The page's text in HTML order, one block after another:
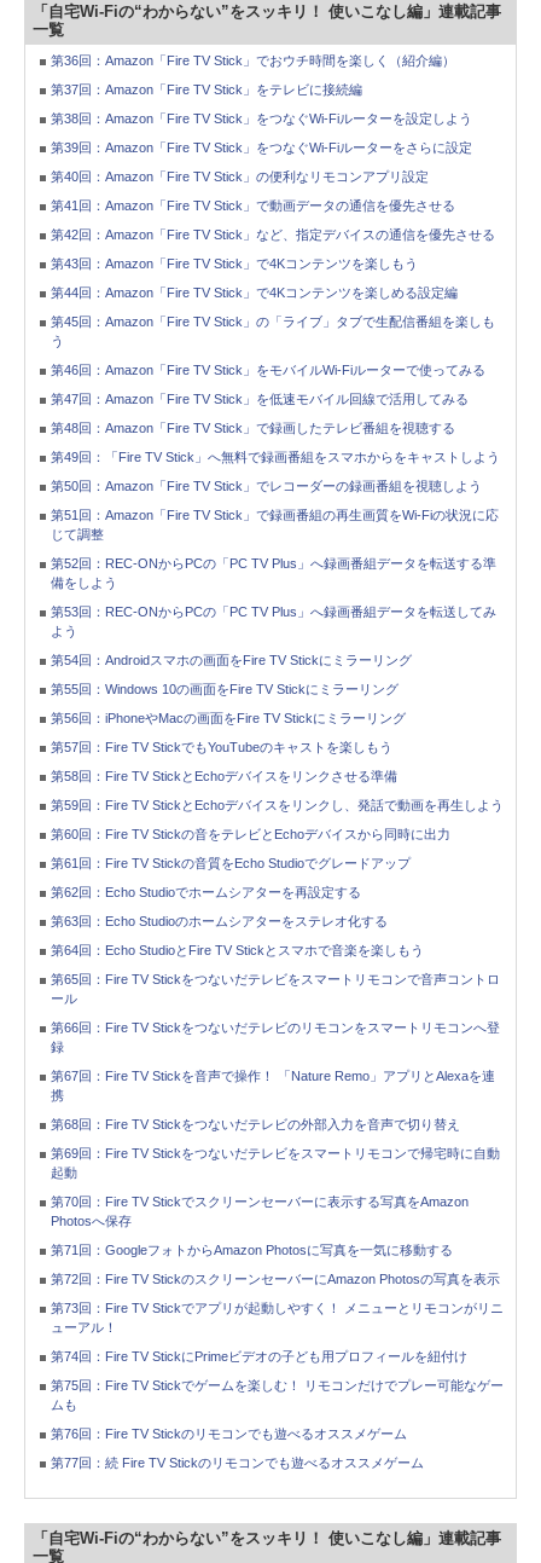
「自宅Wi-Fiの“わからない”をスッキリ！ 使いこなし編」連載記事
一覧
第36回：Amazon「Fire TV Stick」でおウチ時間を楽しく（紹介編）
第37回：Amazon「Fire TV Stick」をテレビに接続編
第38回：Amazon「Fire TV Stick」をつなぐWi-Fiルーターを設定しよう
第39回：Amazon「Fire TV Stick」をつなぐWi-Fiルーターをさらに設定
第40回：Amazon「Fire TV Stick」の便利なリモコンアプリ設定
第41回：Amazon「Fire TV Stick」で動画データの通信を優先させる
第42回：Amazon「Fire TV Stick」など、指定デバイスの通信を優先させる
第43回：Amazon「Fire TV Stick」で4Kコンテンツを楽しもう
第44回：Amazon「Fire TV Stick」で4Kコンテンツを楽しめる設定編
第45回：Amazon「Fire TV Stick」の「ライブ」タブで生配信番組を楽しも
う
第46回：Amazon「Fire TV Stick」をモバイルWi-Fiルーターで使ってみる
第47回：Amazon「Fire TV Stick」を低速モバイル回線で活用してみる
第48回：Amazon「Fire TV Stick」で録画したテレビ番組を視聴する
第49回：「Fire TV Stick」へ無料で録画番組をスマホからをキャストしよう
第50回：Amazon「Fire TV Stick」でレコーダーの録画番組を視聴しよう
第51回：Amazon「Fire TV Stick」で録画番組の再生画質をWi-Fiの状況に応
じて調整
第52回：REC-ONからPCの「PC TV Plus」へ録画番組データを転送する準
備をしよう
第53回：REC-ONからPCの「PC TV Plus」へ録画番組データを転送してみ
よう
第54回：Androidスマホの画面をFire TV Stickにミラーリング
第55回：Windows 10の画面をFire TV Stickにミラーリング
第56回：iPhoneやMacの画面をFire TV Stickにミラーリング
第57回：Fire TV StickでもYouTubeのキャストを楽しもう
第58回：Fire TV StickとEchoデバイスをリンクさせる準備
第59回：Fire TV StickとEchoデバイスをリンクし、発話で動画を再生しよう
第60回：Fire TV Stickの音をテレビとEchoデバイスから同時に出力
第61回：Fire TV Stickの音質をEcho Studioでグレードアップ
第62回：Echo Studioでホームシアターを再設定する
第63回：Echo Studioのホームシアターをステレオ化する
第64回：Echo StudioとFire TV Stickとスマホで音楽を楽しもう
第65回：Fire TV Stickをつないだテレビをスマートリモコンで音声コントロ
ール
第66回：Fire TV Stickをつないだテレビのリモコンをスマートリモコンへ登
録
第67回：Fire TV Stickを音声で操作！ 「Nature Remo」アプリとAlexaを連
携
第68回：Fire TV Stickをつないだテレビの外部入力を音声で切り替え
第69回：Fire TV Stickをつないだテレビをスマートリモコンで帰宅時に自動
起動
第70回：Fire TV Stickでスクリーンセーバーに表示する写真をAmazon
Photosへ保存
第71回：GoogleフォトからAmazon Photosに写真を一気に移動する
第72回：Fire TV StickのスクリーンセーバーにAmazon Photosの写真を表示
第73回：Fire TV Stickでアプリが起動しやすく！ メニューとリモコンがリニ
ューアル！
第74回：Fire TV StickにPrimeビデオの子ども用プロフィールを紐付け
第75回：Fire TV Stickでゲームを楽しむ！ リモコンだけでプレー可能なゲー
ムも
第76回：Fire TV Stickのリモコンでも遊べるオススメゲーム
第77回：続 Fire TV Stickのリモコンでも遊べるオススメゲーム
「自宅Wi-Fiの“わからない”をスッキリ！ 使いこなし編」連載記事
一覧